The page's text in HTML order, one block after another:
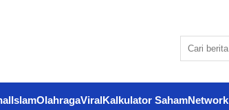
IslamOlahragaViralKalkulator SahamNetwork